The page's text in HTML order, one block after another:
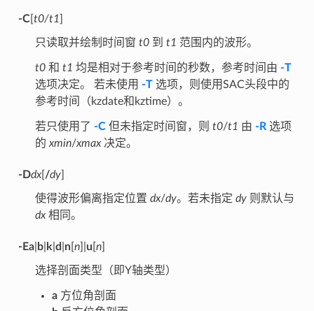
-C[ t0/t1
只读取并绘制时间窗 t0到 t1 范围内的波形。
t0和 t1 均是相对于参考时间的秒数，参考时间由 -T
选项决定。 若未使用 -T选项，则使用SAC头段中的
参考时间（kzdate和kztime）。
若只使用了 -C但未指定时间窗，则 t0/t1 由 -R选项
的xmin/xmax决定。
-Ddx[ /dy]
使得波形偏离指定位置 dx/dy。若未指定 dy则默认与
dx相同。
-Ea| b| k| d n[ n]| u n]
选择剖面类型（即Y轴类型）
a方位角剖面